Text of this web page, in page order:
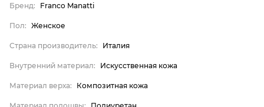
Внутренний материал
Материал верха
Материал подошвы
Бренд: Franco Manatti
Пол: Женское
Страна производитель: Италия
Внутренний материал: Искусственная кожа
Материал верха: Композитная кожа